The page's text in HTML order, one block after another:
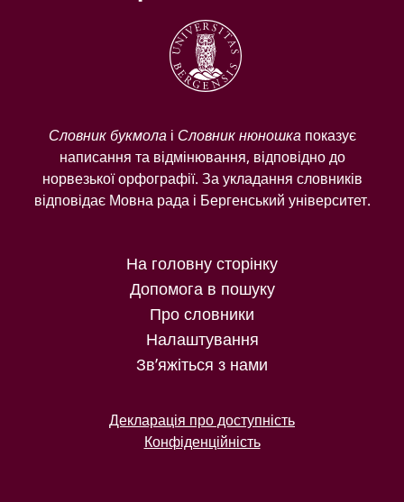
Словник букмолаі Словник нюношкапоказує
написання та відмінювання, відповідно до
норвезької орфографії. За укладання словників
відповідає Мовна рада і Бергенський університет.
На головну сторінку
Допомога в пошуку
Про словники
Налаштування
Зв’яжіться з нами
Декларація про доступність
Конфіденційність